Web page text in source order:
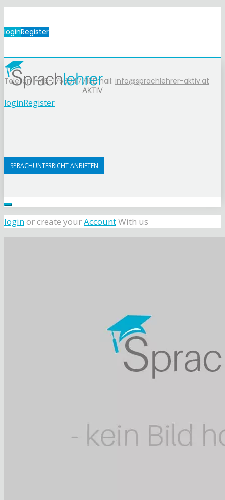
loginRegister
Telefon: +49-1758947710Email: info@sprachlehrer-aktiv.at
loginRegister
SPRACHUNTERRICHT ANBIETEN
loginor create yourAccountWith us